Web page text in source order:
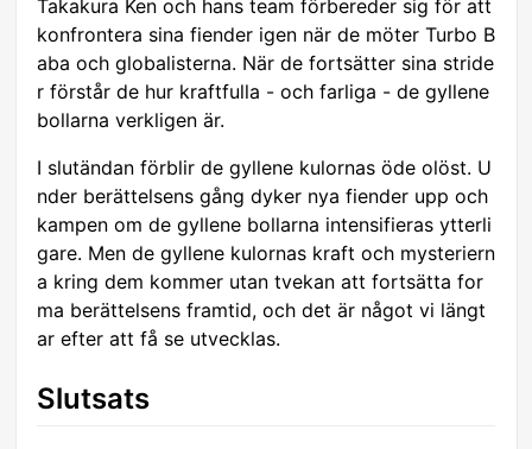
Takakura Ken och hans team förbereder sig för att
konfrontera sina fiender igen när de möter Turbo B
aba och globalisterna. När de fortsätter sina stride
r förstår de hur kraftfulla - och farliga - de gyllene
bollarna verkligen är.
I slutändan förblir de gyllene kulornas öde olöst. U
nder berättelsens gång dyker nya fiender upp och
kampen om de gyllene bollarna intensifieras ytterli
gare. Men de gyllene kulornas kraft och mysteriern
a kring dem kommer utan tvekan att fortsätta for
ma berättelsens framtid, och det är något vi längt
ar efter att få se utvecklas.
Slutsats